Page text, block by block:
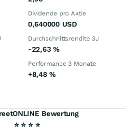
Dividende pro Aktie
0,640000 USD
Durchschnittsrendite 3J
-22,63 %
Performance 3 Monate
+8,48%
Bewertung
⭐ ⭐ ⭐ ⭐